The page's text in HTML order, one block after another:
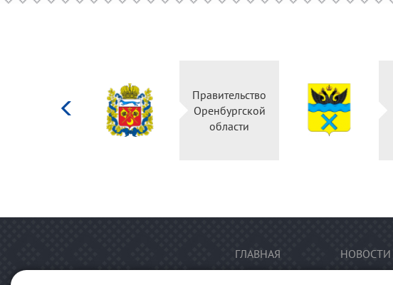
Правительство
Оренбургской
области
ГЛАВНАЯ НОВОСТИ